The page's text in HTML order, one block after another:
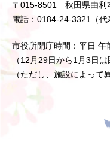
〒015-8501 秋田県由利
電話：0184-24-3321（代
市役所開庁時間：平日
（12月29日から1月3日は
（ただし、施設によって